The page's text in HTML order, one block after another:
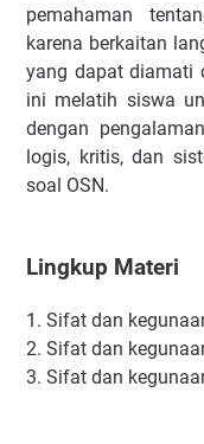
pemahaman
karena berkaitan
yang dapat diamati
ini melatih siswa
dengan
logis, kritis, dan
soal OSN.
Lingkup Materi
1. Sifat dan
2. Sifat dan
3. Sifat dan